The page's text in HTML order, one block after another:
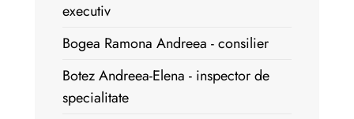
executiv
Bogea Ramona Andreea - consilier
Botez Andreea-Elena - inspector de
specialitate